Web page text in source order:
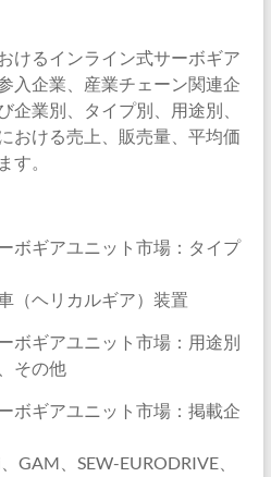
けるインライン式サーボギア
入企業、産業チェーン関連企
企業別、タイプ別、用途別、
おける売上、販売量、平均価
す。
ボギアユニット市場：タイプ
（ヘリカルギア）装置
ボギアユニット市場：用途別
その他
ボギアユニット市場：掲載企
GAM、SEW-EURODRIVE、